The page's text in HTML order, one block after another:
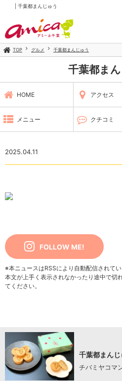
| 千葉都まんじゅう
TOP グルメ 千葉都まんじゅう
千葉都ま
HOME アクセス
メニュー クチコミ
2025.04.11
FOLLOW ME!
※本ニュースはRSSにより自動配信されてい
本文が上手く表示されなかったり途中で切
てください。
千葉都まんじ
チバミヤコマ